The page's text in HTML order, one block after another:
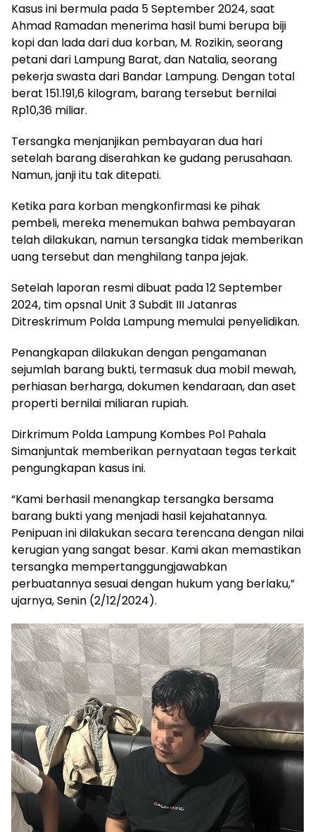
Kasus ini bermula pada 5 September 2024, saat
Ahmad Ramadan menerima hasil bumi berupa biji
kopi dan lada dari dua korban, M. Rozikin, seorang
petani dari Lampung Barat, dan Natalia, seorang
pekerja swasta dari Bandar Lampung. Dengan total
berat 151.191,6 kilogram, barang tersebut bernilai
Rp10,36 miliar.
Tersangka menjanjikan pembayaran dua hari
setelah barang diserahkan ke gudang perusahaan.
Namun, janji itu tak ditepati.
Ketika para korban mengkonfirmasi ke pihak
pembeli, mereka menemukan bahwa pembayaran
telah dilakukan, namun tersangka tidak memberikan
uang tersebut dan menghilang tanpa jejak.
Setelah laporan resmi dibuat pada 12 September
2024, tim opsnal Unit 3 Subdit III Jatanras
Ditreskrimum Polda Lampung memulai penyelidikan.
Penangkapan dilakukan dengan pengamanan
sejumlah barang bukti, termasuk dua mobil mewah,
perhiasan berharga, dokumen kendaraan, dan aset
properti bernilai miliaran rupiah.
Dirkrimum Polda Lampung Kombes Pol Pahala
Simanjuntak memberikan pernyataan tegas terkait
pengungkapan kasus ini.
“Kami berhasil menangkap tersangka bersama
barang bukti yang menjadi hasil kejahatannya.
Penipuan ini dilakukan secara terencana dengan nilai
kerugian yang sangat besar. Kami akan memastikan
tersangka mempertanggungjawabkan
perbuatannya sesuai dengan hukum yang berlaku,”
ujarnya, Senin (2/12/2024).